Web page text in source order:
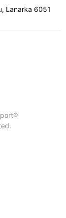
, Lanarka 6051